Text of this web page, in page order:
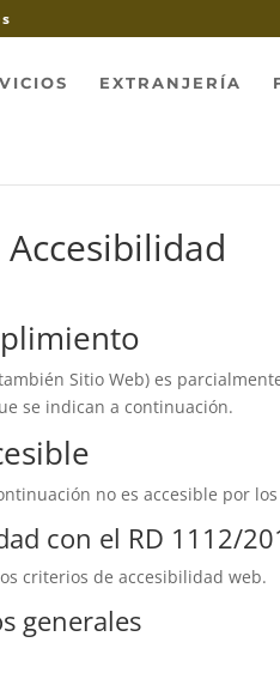
EXTRANJERÍA
Sitio Web) es
se indican a continuación.
no es accesible por
con el RD 1112/
criterios de accesibilidad web.
generales